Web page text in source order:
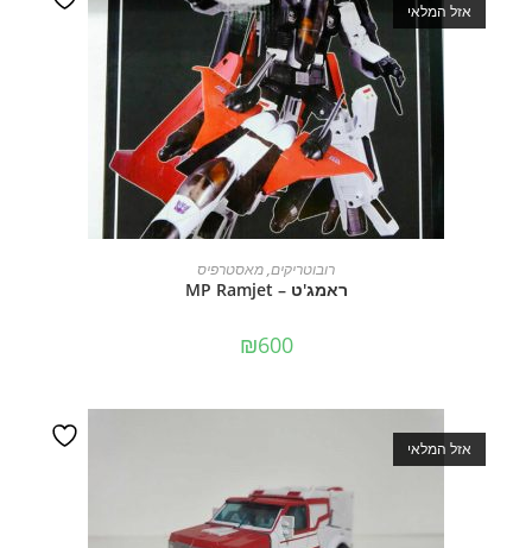
אזל המלאי
מידע נוסףרובוטריקים,מאסטרפיס
ראמג'ט – MP Ramjet
₪600
אזל המלאי